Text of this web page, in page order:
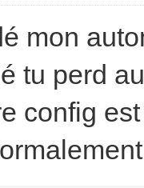
mon
tu perd
config